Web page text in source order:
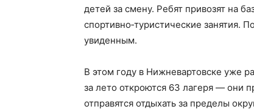
детей за смену. Ребят привозят на
спортивно‑туристические занятия.
увиденным.
В этом году в Нижневартовске уже
за лето откроются 63 лагеря — они
отправятся отдыхать за пределы